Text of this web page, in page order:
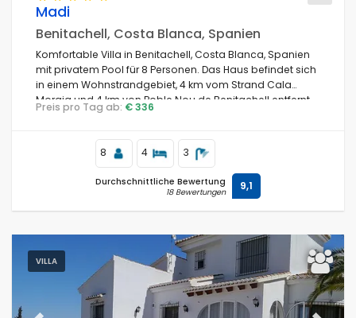
Madi
Benitachell, Costa Blanca, Spanien
Komfortable Villa in Benitachell, Costa Blanca, Spanien
mit privatem Pool für 8 Personen. Das Haus befindet sich
in einem Wohnstrandgebiet, 4 km vom Strand Cala
Moraig und 4 km von Poble Nou de Benitachell entfernt.
Preis pro Tag ab: € 336
8 4 3
Durchschnittliche Bewertung
18 Bewertungen 9,1
VILLA